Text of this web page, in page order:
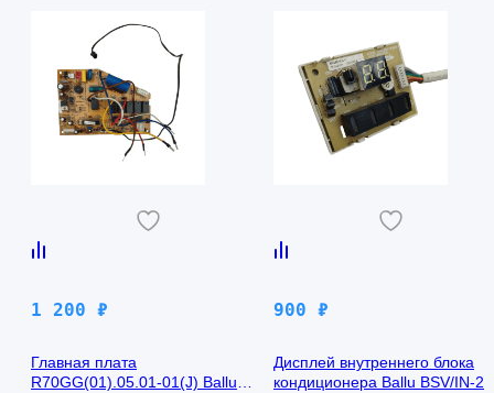
1 200 ₽
Главная плата
R70GG(01).05.01-01(J) Ballu
900 ₽
Дисплей внутреннего блока
кондиционера Ballu BSV/IN-